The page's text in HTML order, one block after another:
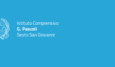
Istituto Comprensivo
G. Pascoli
Sesto San Giovanni